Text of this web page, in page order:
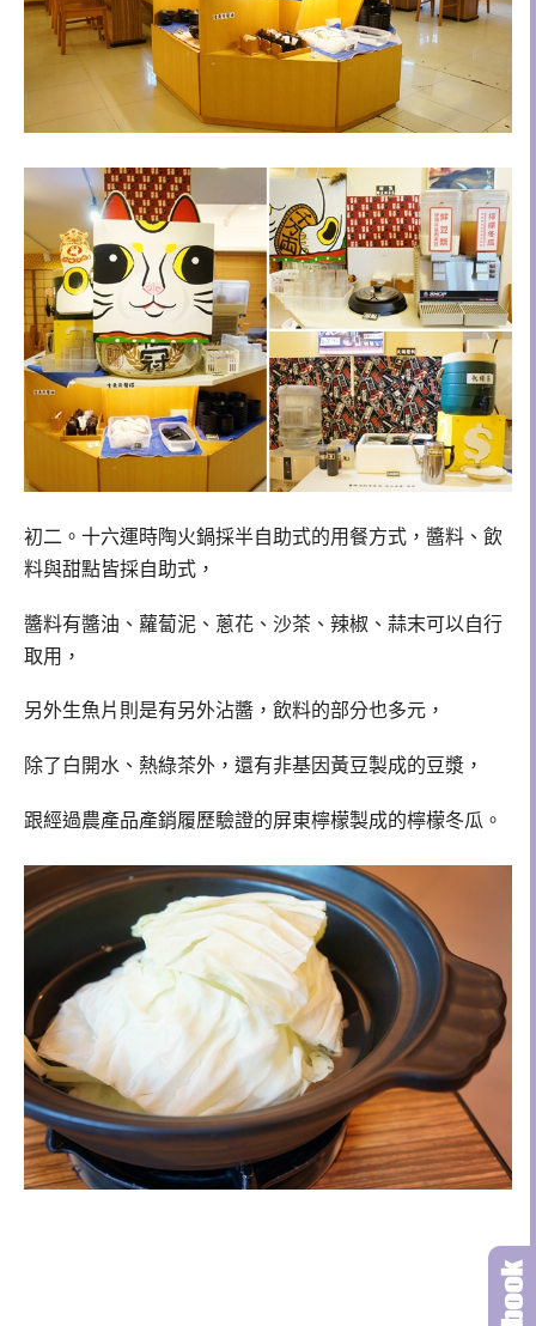
初二。十六運時陶火鍋採半自助式的用餐方式，醬料、飲
料與甜點皆採自助式，
醬料有醬油、蘿蔔泥、蔥花、沙茶、辣椒、蒜末可以自行
取用，
另外生魚片則是有另外沾醬，飲料的部分也多元，
除了白開水、熱綠茶外，還有非基因黃豆製成的豆漿，
跟經過農產品產銷履歷驗證的屏東檸檬製成的檸檬冬瓜。